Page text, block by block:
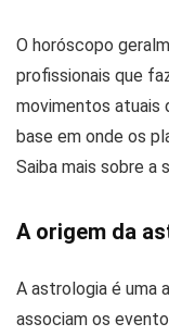
O horóscopo
profissionais que
movimentos atuais
base em onde os
Saiba mais sobre a
A origem da
A astrologia é uma
associam os